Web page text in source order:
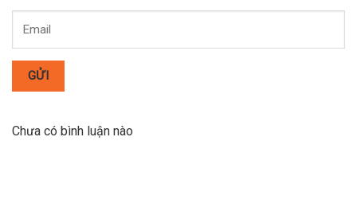
GỬI
Chưa có bình luận nào